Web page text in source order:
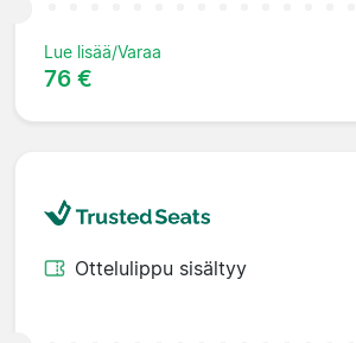
Lue lisää/Varaa
76 €
Ottelulippu sisältyy